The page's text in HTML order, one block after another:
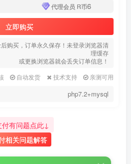
代理会员 R币6
立即购买
后购买，订单永久保存！未登录浏览器清
理缓存
或更换浏览器就会丢失订单信息！
自动发货 技术支持 亲测可用
php7.2+mysql
有问题点此↓
相关问题解答